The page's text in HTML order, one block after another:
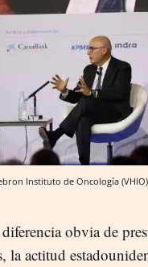
Instituto de Oncología
obvia de
la actitud